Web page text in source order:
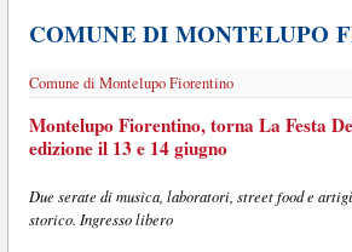
COMUNE DI MONTELUPO
Comune di Montelupo Fiorentino
Montelupo Fiorentino, torna La Festa
edizione il 13 e 14 giugno
Due serate di musica, laboratori, street food e
storico. Ingresso libero